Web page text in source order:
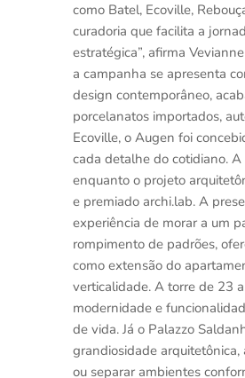
como Batel, Ecoville,
curadoria que facilita a
estratégica”, afirma
a campanha se apresenta
design contemporâneo,
porcelanatos importados,
Ecoville, o Augen foi
cada detalhe do cotidiano.
enquanto o projeto
e premiado archi.lab. A
experiência de morar a um
rompimento de padrões,
como extensão do
verticalidade. A torre de 23
modernidade e
de vida. Já o Palazzo
grandiosidade
ou separar ambientes